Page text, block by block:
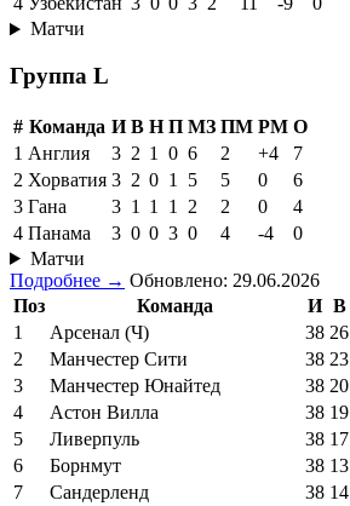
Матчи
Группа L
# Команда И В Н П МЗ ПМ РМ О
1 Англия 3 2 1 0 6 2 +4
7
2 Хорватия 3 2 0 1 5 5 0
6
3 Гана 3 1 1 1 2 2 0
4
4 Панама 3 0 0 3 0 4 -4
0
Матчи
Подробнее → Обновлено: 29.06.2026
Поз
Команда И В
1
Арсенал (Ч) 38 26
2
Манчестер Сити 38 23
3
Манчестер Юнайтед 38 20
4
Астон Вилла 38 19
5
Ливерпуль 38 17
6
Борнмут 38 13
7
Сандерленд 38 14